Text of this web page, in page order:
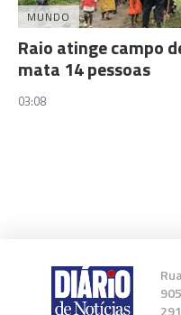
MUNDO
Raio atinge campo
mata 14 pessoas
03:08